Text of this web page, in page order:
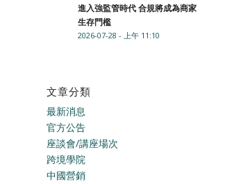
進入強監管時代 合規將成為商家
生存門檻
2026-07-28 - 上午 11:10
文章分類
最新消息
官方公告
座談會/講座場次
跨境學院
中國營銷